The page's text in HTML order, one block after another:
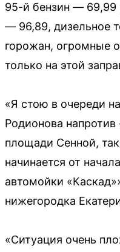
95-й бензин — 69,99
— 96,89, дизельное
горожан, огромные
только на этой
«Я стою в очереди
Родионова напротив
площади Сенной,
начинается от
автомойки
нижегородка
«Ситуация очень